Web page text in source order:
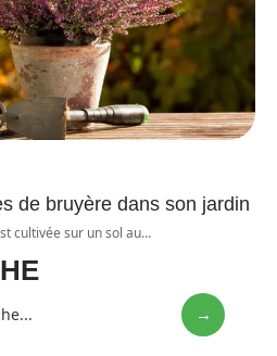
de bruyère dans son jardin
cultivée sur un sol au…